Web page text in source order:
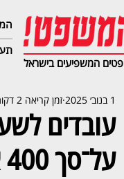
המשפיעים בישראל
עובדים
על־סך 400 אלף שקל
1 בנוב׳ 2025 זמן קריאה 2 דקות